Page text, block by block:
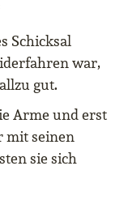
Schicksal
war,
gut.
Arme und erst
mit seinen
sie sich